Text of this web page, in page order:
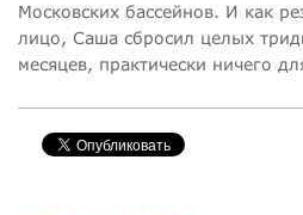
Московских бассейнов. И как
лицо, Саша сбросил целых
месяцев, практически ничего